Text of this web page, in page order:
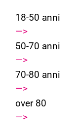
18-50 anni
—>
50-70 anni
—>
70-80 anni
—>
over 80
—>